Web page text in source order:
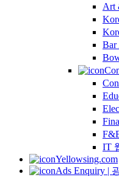
Art
IT
Yellowsing.com
Ads Enquiry |